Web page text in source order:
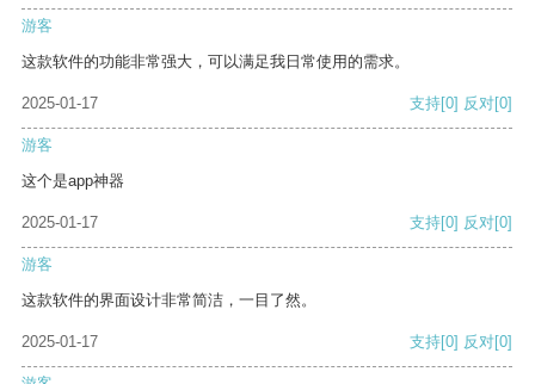
游客
这款软件的功能非常强大，可以满足我日常使用的需求。
2025-01-17 支持[0] 反对[0]
游客
这个是app神器
2025-01-17 支持[0] 反对[0]
游客
这款软件的界面设计非常简洁，一目了然。
2025-01-17 支持[0] 反对[0]